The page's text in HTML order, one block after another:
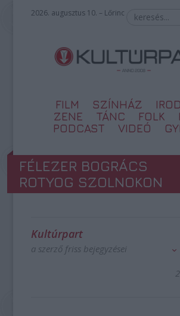
2026. augusztus 10. – Lőrinc
FILM SZÍNHÁZ
ZENE
TÁNC FOLK
PODCAST
VIDEÓ
FÉLEZER BOGRÁCS
ROTYOG SZOLNOKON
Kultúrpart
a szerző friss bejegyzései